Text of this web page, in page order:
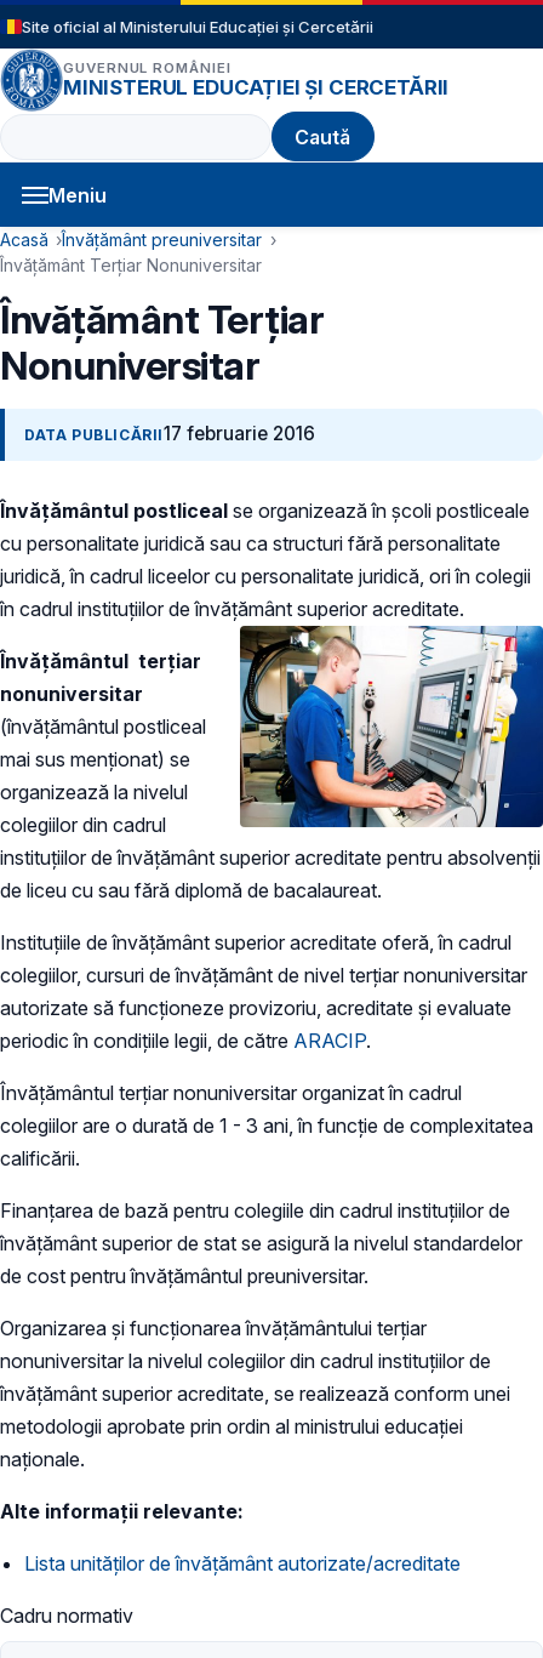
Sari la conținutul principal
Site oficial al Ministerului Educației și Cercetării
GUVERNUL ROMÂNIEI
MINISTERUL EDUCAȚIEI ȘI CERCETĂRII
Caută
Meniu
Navigație principală
Cale de navigare
Acasă
Învățământ preuniversitar
Învățământ Terțiar Nonuniversitar
Învățământ Terțiar
Nonuniversitar
DATA PUBLICĂRII17 februarie 2016
Învăţământul postliceal se organizează în şcoli postliceale
cu personalitate juridică sau ca structuri fără personalitate
juridică, în cadrul liceelor cu personalitate juridică, ori în colegii
în cadrul instituţiilor de învăţământ superior acreditate.
Învăţământul terţiar
nonuniversitar
(învăţământul postliceal
mai sus menționat) se
organizează la nivelul
colegiilor din cadrul
instituţiilor de învăţământ superior acreditate pentru absolvenţii
de liceu cu sau fără diplomă de bacalaureat.
Instituţiile de învăţământ superior acreditate oferă, în cadrul
colegiilor, cursuri de învăţământ de nivel terţiar nonuniversitar
autorizate să funcţioneze provizoriu, acreditate şi evaluate
periodic în condiţiile legii, de către ARACIP.
Învăţământul terţiar nonuniversitar organizat în cadrul
colegiilor are o durată de 1 - 3 ani, în funcţie de complexitatea
calificării.
Finanţarea de bază pentru colegiile din cadrul instituţiilor de
învăţământ superior de stat se asigură la nivelul standardelor
de cost pentru învăţământul preuniversitar.
Organizarea şi funcţionarea învăţământului terţiar
nonuniversitar la nivelul colegiilor din cadrul instituţiilor de
învăţământ superior acreditate, se realizează conform unei
metodologii aprobate prin ordin al ministrului educaţiei
naţionale.
Alte informații relevante:
Lista unităților de învățământ autorizate/acreditate
Cadru normativ